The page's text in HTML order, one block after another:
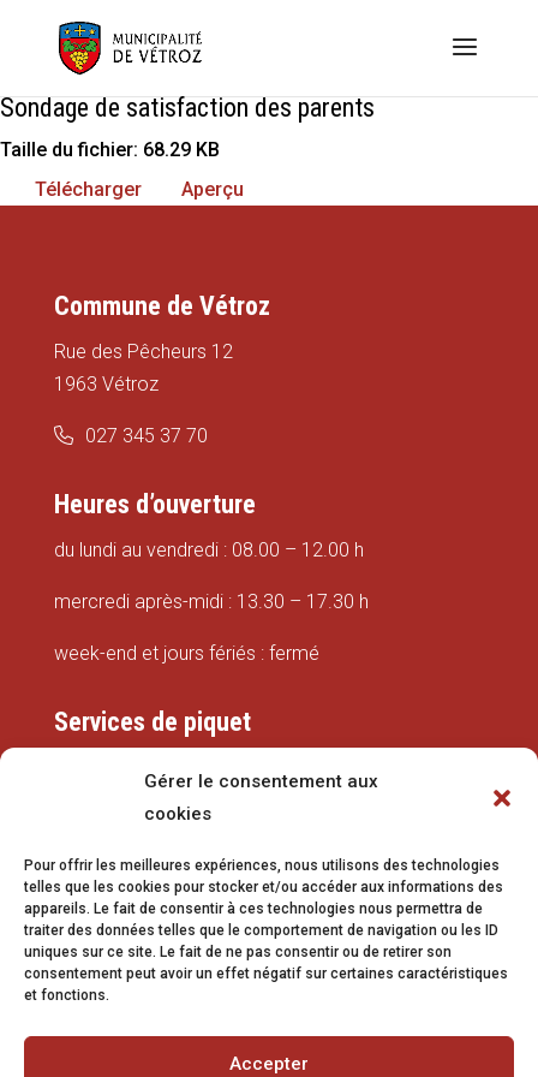
Gérer le consentement aux
cookies
Pour offrir les meilleures expériences, nous utilisons des technologies
telles que les cookies pour stocker et/ou accéder aux informations des
appareils. Le fait de consentir à ces technologies nous permettra de
traiter des données telles que le comportement de navigation ou les ID
uniques sur ce site. Le fait de ne pas consentir ou de retirer son
consentement peut avoir un effet négatif sur certaines caractéristiques
et fonctions.
Accepter
Sondage de satisfaction des parents
Taille du fichier: 68.29 KB
Télécharger
Aperçu
Commune de Vétroz
Rue des Pêcheurs 12
1963 Vétroz
027 345 37 70
Heures d’ouverture
du lundi au vendredi : 08.00 – 12.00 h
mercredi après-midi : 13.30 – 17.30 h
week-end et jours fériés : fermé
Services de piquet
079 337 66 42
eaux@vetroz.ch
Travaux publics
079 213 92 08